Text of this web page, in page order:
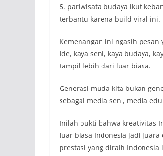
5. pariwisata budaya ikut
terbantu karena build viral ini.
Kemenangan ini ngasih pesan
ide, kaya seni, kaya budaya,
tampil lebih dari luar biasa.
Generasi muda kita bukan
sebagai media seni, media
Inilah bukti bahwa kreativitas
luar biasa Indonesia jadi juara
prestasi yang diraih Indonesia